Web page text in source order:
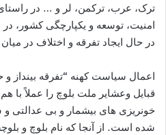
ترک، عرب، ترکمن، لر و … در
امنیت، توسعه و یکپارچگی کشور،
در حال ایجاد تفرقه و اختلاف در
اعمال سیاست کھنه “تفرقه بینداز
قبایل وعشایر ملت بلوچ را عملاً با
خونریزی ھای بیشمار و بی
شده است. از آنجا که نام بلوچ و